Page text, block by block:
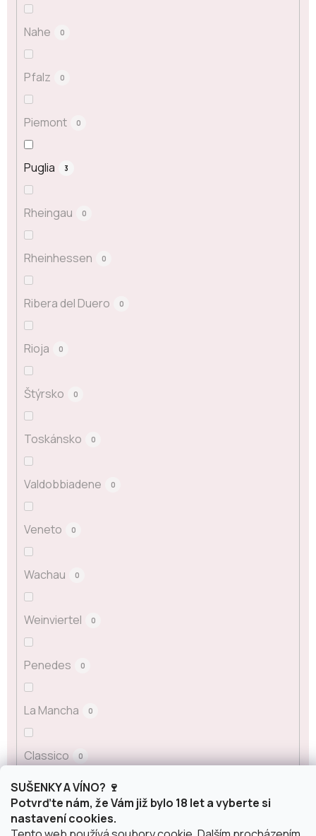
SUŠENKY A VÍNO? 🍷
Potvrďte nám, že Vám již bylo 18 let a vyberte si
nastavení cookies.
Nahe 0
Pfalz 0
Piemont 0
Puglia 3
Rheingau 0
Rheinhessen 0
Ribera del Duero 0
Rioja 0
Štýrsko 0
Toskánsko 0
Valdobbiadene 0
Veneto 0
Wachau 0
Weinviertel 0
Penedes 0
La Mancha 0
Classico 0
Carinena 0